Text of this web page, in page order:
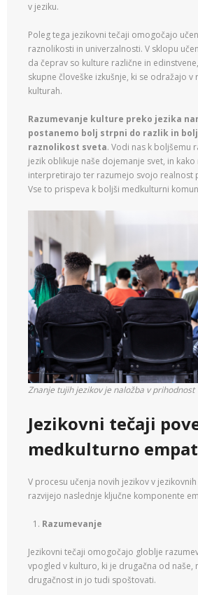
v jeziku.
Poleg tega jezikovni tečaji omogočajo
raznolikosti in univerzalnosti. V sklopu
da čeprav so kulture različne in
skupne človeške izkušnje, ki se odražajo v
kulturah.
Razumevanje kulture preko jezika
postanemo bolj strpni do razlik in
raznolikost sveta. Vodi nas k boljšemu
jezik oblikuje naše dojemanje svet, in
interpretirajo ter razumejo svojo realnost
Vse to prispeva k boljši medkulturni
Znanje tujih jezikov je naložba v prihodnost
Jezikovni tečaji
medkulturno
V procesu učenja novih jezikov v
razvijejo naslednje ključne komponente
Razumevanje
Jezikovni tečaji omogočajo globlje
vpogled v kulturo, ki je drugačna od naše,
drugačnost in jo tudi spoštovati.